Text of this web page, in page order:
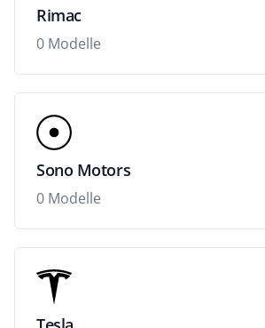
Rimac
0 Modelle
Sono Motors
0 Modelle